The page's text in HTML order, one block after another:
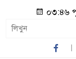
০৩:৪৬